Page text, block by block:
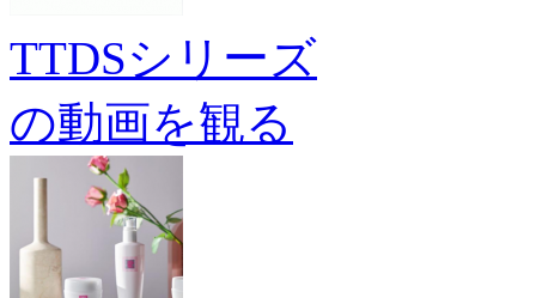
TTDSシリーズ
の動画を観る